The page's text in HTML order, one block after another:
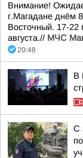
Внимание!
г.Магадане днём
Восточный. 17-
августа.// МЧС
20:48
В
С